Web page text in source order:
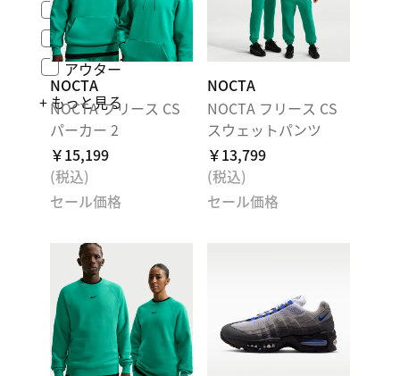
インナー
アンダーウェア
アウター
+ もっと見る
NOCTA
NOCTA フリース CS
パーカー 2
￥15,199
(税込)
セール価格
NOCTA
NOCTA フリース CS
スウェットパンツ
￥13,799
(税込)
セール価格